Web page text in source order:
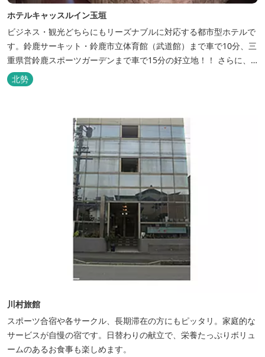
ホテルキャッスルイン玉垣
ビジネス・観光どちらにもリーズナブルに対応する都市型ホテルで
す。鈴鹿サーキット・鈴鹿市立体育館（武道館）まで車で10分、三
重県営鈴鹿スポーツガーデンまで車で15分の好立地！！ さらに、
全檜造り貸切風呂や各種サービスでお待ち致しております。
北勢
川村旅館
スポーツ合宿や各サークル、長期滞在の方にもピッタリ。家庭的な
サービスが自慢の宿です。日替わりの献立で、栄養たっぷりボリュ
ームのあるお食事も楽しめます。